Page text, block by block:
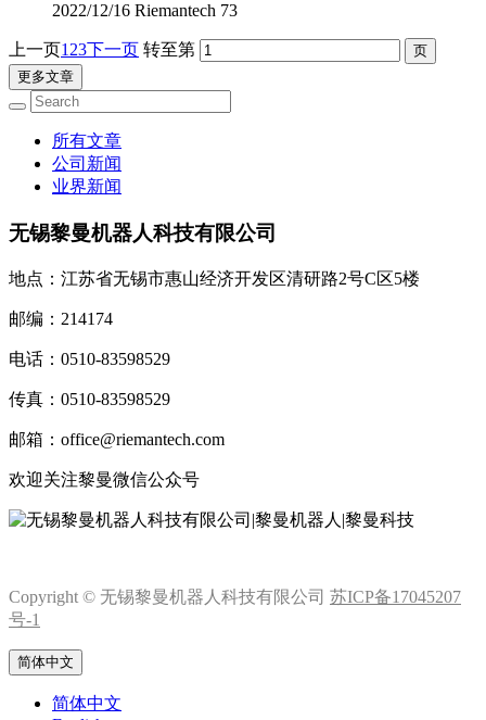
2022/12/16 Riemantech 73
上一页1 23下一页 转至第
更多文章
所有文章
公司新闻
业界新闻
无锡黎曼机器人科技有限公司
地点：江苏省无锡市惠山经济开发区清研路2号C区5楼
邮编：214174
电话：0510-83598529
传真：0510-83598529
邮箱：office@riemantech.com
欢迎关注黎曼微信公众号
Copyright © 无锡黎曼机器人科技有限公司 苏ICP备17045207
号-1
简体中文
简体中文